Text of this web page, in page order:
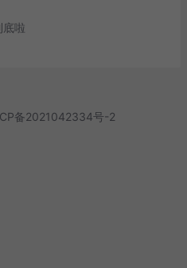
底啦
备2021042334号-2